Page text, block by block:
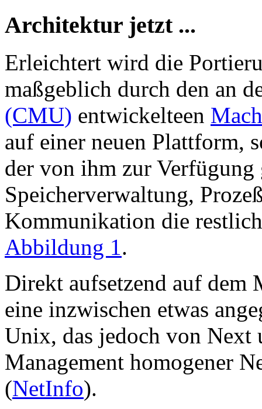
Architektur jetzt ...
Erleichtert wird die
maßgeblich durch den an
(CMU) entwickelteen
auf einer neuen Plattform,
der von ihm zur Verfügung
Speicherverwaltung,
Kommunikation die
Abbildung 1.
Direkt aufsetzend auf
eine inzwischen etwas
Unix, das jedoch von Next
Management homogener
(NetInfo).